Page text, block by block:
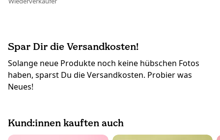
Spar Dir die Versandkosten!
Solange neue Produkte noch keine hübschen Fotos
haben, sparst Du die Versandkosten. Probier was
Neues!
Kund:innen kauften auch